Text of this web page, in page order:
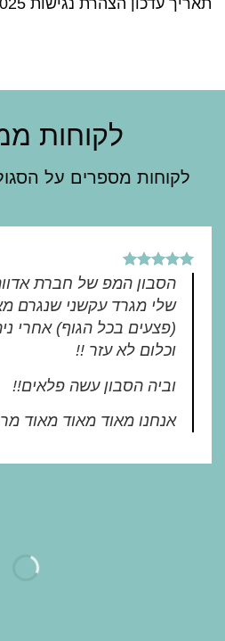
לקוחות
לקוחות מספרים על
הסבון המפ של חברת
שלי מגרד עקשני שנגרם
(פצעים בכל הגוף) אחרי
וכלום לא עזר !!
וביה הסבון עשה פלאים!!
אנחנו מאוד מאוד מאוד